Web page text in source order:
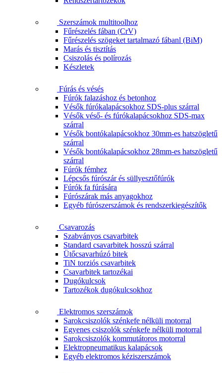
Szerszámok multitoolhoz
Fűrészelés fában (CrV)
Fűrészelés szögeket tartalmazó fábanl (BiM)
Marás és tisztítás
Csiszolás és polírozás
Készletek
Fúrás és vésés
Fúrók falazáshoz és betonhoz
Vésők fúrókalapácsokhoz SDS-plus szárral
Vésők véső- és fúrókalapácsokhoz SDS-max
szárral
Vésők bontókalapácsokhoz 30mm-es hatszögletű
szárral
Vésők bontókalapácsokhoz 28mm-es hatszögletű
szárral
Fúrók fémhez
Lépcsős fúrószár és süllyesztőfúrók
Fúrók fa fúrására
Fúrószárak más anyagokhoz
Egyéb fúrószerszámok és rendszerkiegészítők
Csavarozás
Szabványos csavarbitek
Standard csavarbitek hosszú szárral
Ütőcsavarhúzó bitek
TiN torziós csavarbitek
Csavarbitek tartozékai
Dugókulcsok
Tartozékok dugókulcsokhoz
Elektromos szerszámok
Sarokcsiszolók szénkefe nélküli motorral
Egyenes csiszolók szénkefe nélküli motorral
Sarokcsiszolók kommutátoros motorral
Elektropneumatikus kalapácsok
Egyéb elektromos kéziszerszámok